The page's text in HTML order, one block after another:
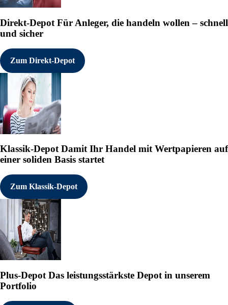
Direkt-Depot Für Anleger, die handeln wollen – schnell
und sicher
Zum Direkt-Depot
Klassik-DepotDamit Ihr Handel mit Wertpapieren auf
einer soliden Basis startet
Zum Klassik-Depot
Plus-Depot Das leistungsstärkste Depot in unserem
Portfolio